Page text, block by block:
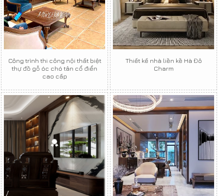
Công trình thi công nội thất biệt
thự đồ gỗ óc chó tân cổ điển
cao cấp
Thiết kế nhà liền kề Hà Đô
Charm